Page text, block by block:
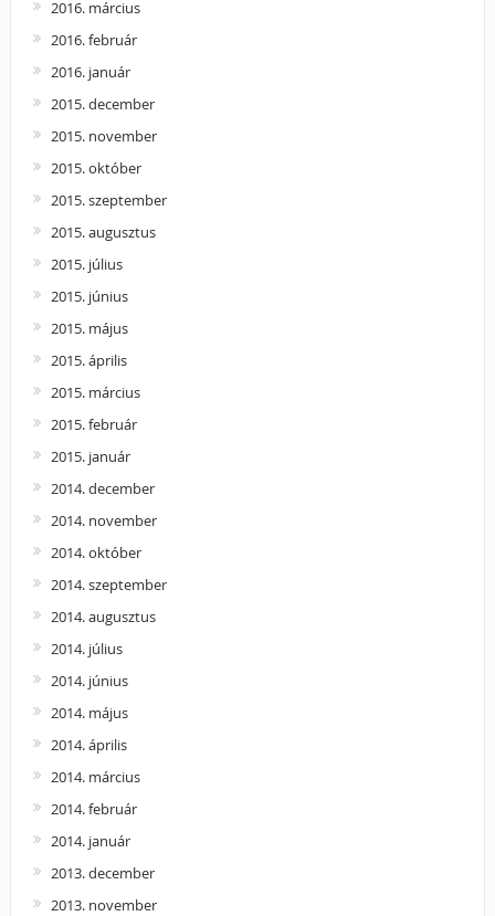
2016. március
2016. február
2016. január
2015. december
2015. november
2015. október
2015. szeptember
2015. augusztus
2015. július
2015. június
2015. május
2015. április
2015. március
2015. február
2015. január
2014. december
2014. november
2014. október
2014. szeptember
2014. augusztus
2014. július
2014. június
2014. május
2014. április
2014. március
2014. február
2014. január
2013. december
2013. november